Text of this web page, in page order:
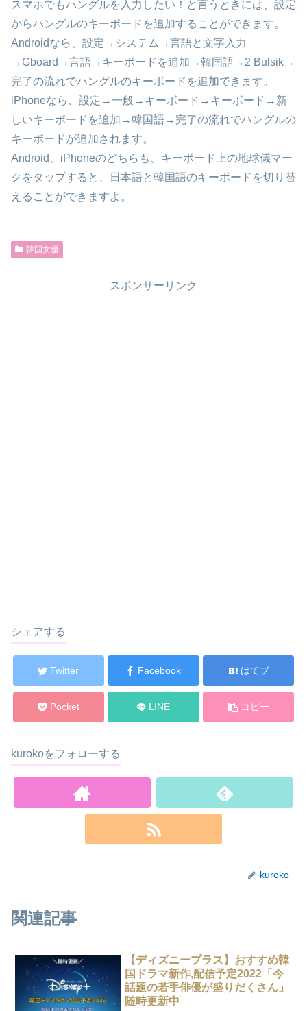
スマホでもハングルを入力したい！と言うときには、設定
からハングルのキーボードを追加することができます。
Androidなら、設定→システム→言語と文字入力
→Gboard→言語→キーボードを追加→韓国語→2 Bulsik→
完了の流れでハングルのキーボードを追加できます。
iPhoneなら、設定→一般→キーボード→キーボード→新
しいキーボードを追加→韓国語→完了の流れでハングルの
キーボードが追加されます。
Android、iPhoneのどちらも、キーボード上の地球儀マー
クをタップすると、日本語と韓国語のキーボードを切り替
えることができますよ。
韓国女優
スポンサーリンク
シェアする
Twitter Facebook はてブ
Pocket LINE コピー
kurokoをフォローする
kuroko
関連記事
【ディズニープラス】おすすめ韓
国ドラマ新作,配信予定2022「今
話題の若手俳優が盛りだくさん」
随時更新中